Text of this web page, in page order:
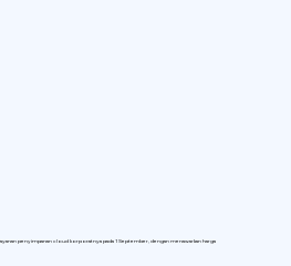
penyimpanan cloud korporatnya pada 1 September, dengan menawarkan harga